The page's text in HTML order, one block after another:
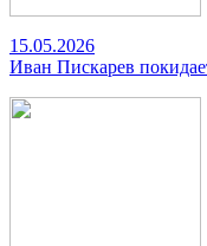
15.05.2026
Иван Пискарев